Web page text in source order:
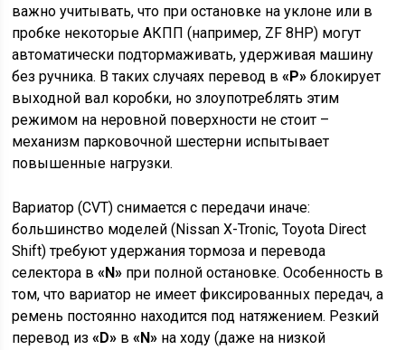
важно учитывать, что при остановке на уклоне или в
пробке некоторые АКПП (например, ZF 8HP) могут
автоматически подтормаживать, удерживая машину
без ручника. В таких случаях перевод в«P» блокирует
выходной вал коробки, но злоупотреблять этим
режимом на неровной поверхности не стоит –
механизм парковочной шестерни испытывает
повышенные нагрузки.
Вариатор (CVT) снимается с передачи иначе:
большинство моделей (Nissan X-Tronic, Toyota Direct
Shift) требуют удержания тормоза и перевода
селектора в«N» при полной остановке. Особенность в
том, что вариатор не имеет фиксированных передач, а
ремень постоянно находится под натяжением. Резкий
перевод из«D» в«N» на ходу (даже на низкой